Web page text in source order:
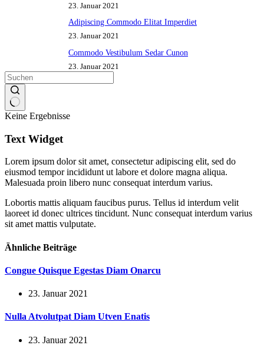
23. Januar 2021
Adipiscing Commodo Elitat Imperdiet
23. Januar 2021
Commodo Vestibulum Sedar Cunon
23. Januar 2021
Keine Ergebnisse
Text Widget
Lorem ipsum dolor sit amet, consectetur adipiscing elit, sed do
eiusmod tempor incididunt ut labore et dolore magna aliqua.
Malesuada proin libero nunc consequat interdum varius.
Lobortis mattis aliquam faucibus purus. Tellus id interdum velit
laoreet id donec ultrices tincidunt. Nunc consequat interdum varius
sit amet mattis vulputate.
Ähnliche Beiträge
Congue Quisque Egestas Diam Onarcu
23. Januar 2021
Nulla Atvolutpat Diam Utven Enatis
23. Januar 2021